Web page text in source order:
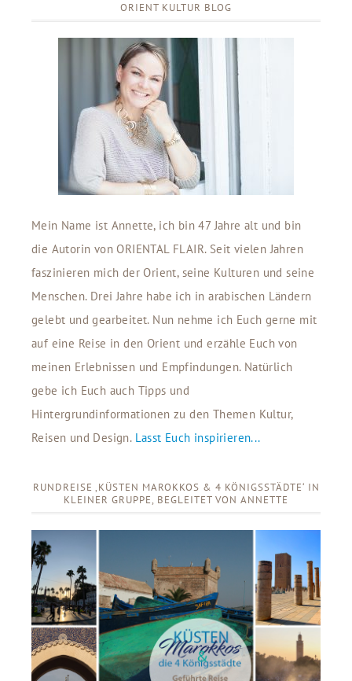
ORIENT KULTUR BLOG
Mein Name ist Annette, ich bin 47 Jahre alt und bin
die Autorin von ORIENTAL FLAIR. Seit vielen Jahren
faszinieren mich der Orient, seine Kulturen und seine
Menschen. Drei Jahre habe ich in arabischen Ländern
gelebt und gearbeitet. Nun nehme ich Euch gerne mit
auf eine Reise in den Orient und erzähle Euch von
meinen Erlebnissen und Empfindungen. Natürlich
gebe ich Euch auch Tipps und
Hintergrundinformationen zu den Themen Kultur,
Reisen und Design. Lasst Euch inspirieren...
RUNDREISE ‚KÜSTEN MAROKKOS & 4 KÖNIGSSTÄDTE‘ IN
KLEINER GRUPPE, BEGLEITET VON ANNETTE